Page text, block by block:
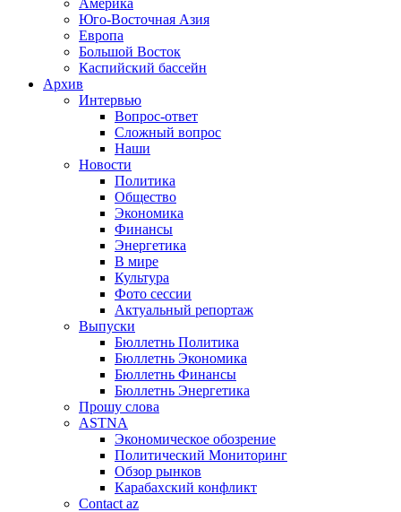
Америка
Юго-Восточная Азия
Европа
Большой Восток
Каспийский бассейн
Архив
Интервью
Вопрос-ответ
Сложный вопрос
Наши
Новости
Политика
Общество
Экономика
Финансы
Энергетика
В мире
Культура
Фото сессии
Актуальный репортаж
Выпуски
Бюллетнь Политика
Бюллетнь Экономика
Бюллетнь Финансы
Бюллетнь Энергетика
Прошу слова
ASTNA
Экономическое обозрение
Политический Мониторинг
Обзор рынков
Карабахский конфликт
Contact az